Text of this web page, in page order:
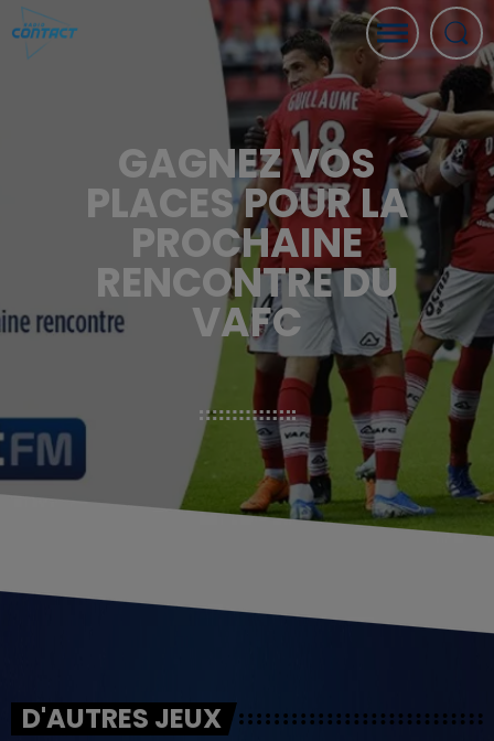
GAGNEZ VOS
PLACES POUR LA
PROCHAINE
RENCONTRE DU
VAFC
D'AUTRES JEUX